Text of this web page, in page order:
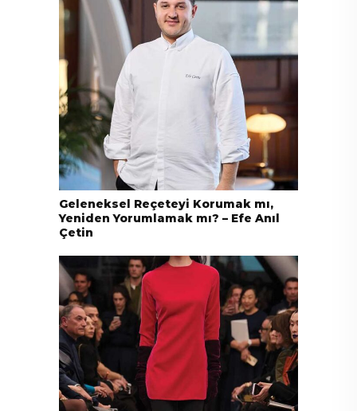
Geleneksel Reçeteyi Korumak mı,
Yeniden Yorumlamak mı? – Efe Anıl
Çetin